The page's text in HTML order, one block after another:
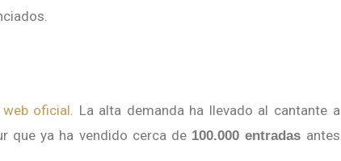
web oficial. La alta demanda ha llevado al cantante a
que ya ha vendido cerca de 100.000 entradas antes